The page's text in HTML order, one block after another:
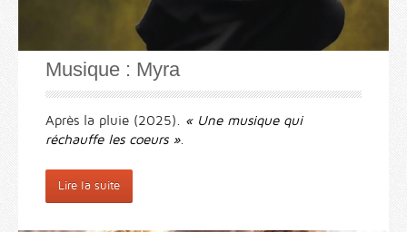
Musique : Myra
Après la pluie (2025). « Une musique qui
réchauffe les coeurs ».
Lire la suite